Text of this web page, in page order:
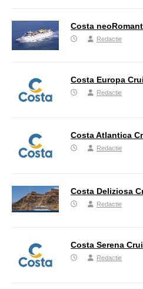
Costa
Redactie
Costa Europa
Redactie
Costa Atlantica
Redactie
Costa Deliziosa
Redactie
Costa Serena
Redactie